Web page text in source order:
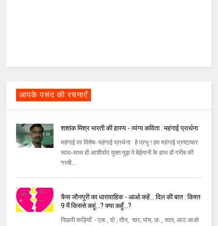
आपके पसंद की रचनाएँ
शशांक मिश्र भारती की हास्य - व्यंग्य कविता : महंगाई प्रार्थना
महंगाई पर विशेष- महंगाई प्रार्थना हे प्रभु ! हम महंगाई भ्रष्‍टाचार
साथ-साथ हों आशीर्वाद युक्‍त मुझ पे बेईमानों के हाथ हों गरीब की
गरबी...
कैस जौनपुरी का धारावाहिक - आओ कहें... दिल की बात : किश्त
9 मैं किससे कहूं...? क्या कहूँ...?
पिछली कड़ियाँ - एक , दो , तीन, चार, पांच, छः , सात, आठ आओ